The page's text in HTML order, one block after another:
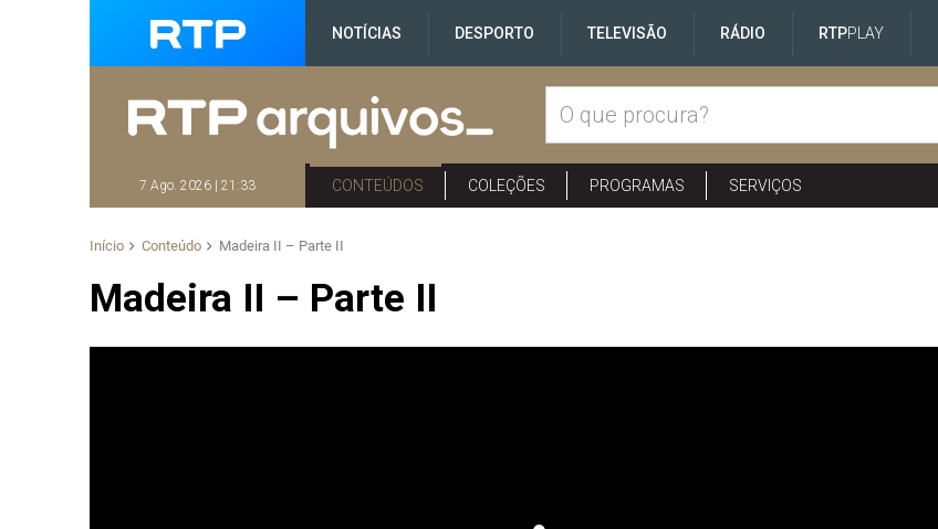
NOTÍCIAS DESPORTO TELEVISÃO RÁDIO RTPPLAY
7 Ago. 2026 | 21:33 CONTEÚDOS COLEÇÕES PROGRAMAS SERVIÇOS
Início Conteúdo Madeira II – Parte II
Madeira II – Parte II